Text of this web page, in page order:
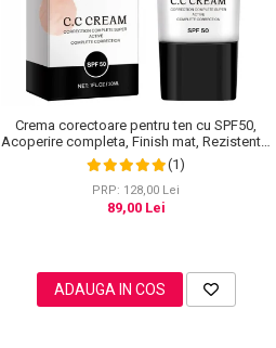
Crema corectoare pentru ten cu SPF50,
Acoperire completa, Finish mat, Rezistenta,
Anti Roseata, CC Cream Sefudun, 30 ml
(1)
PRP: 128,00 Lei
89,00 Lei
ADAUGA IN COS